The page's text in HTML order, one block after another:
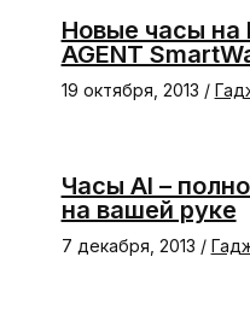
Новые часы
AGENT
19 октября, 2013 /
Часы AI –
на вашей руке
7 декабря, 2013 /